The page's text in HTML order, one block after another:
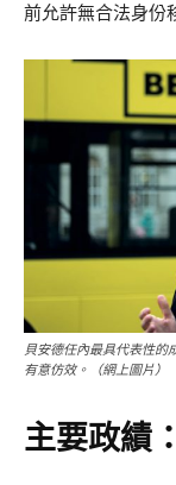
前允許無合法身份
貝安德任內最具代表性的
有意仿效。（網上圖片）
主要政績